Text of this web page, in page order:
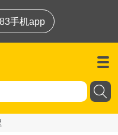
手机app